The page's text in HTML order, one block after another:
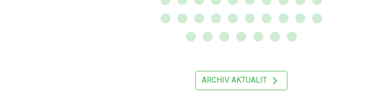
ARCHIV AKTUALIT